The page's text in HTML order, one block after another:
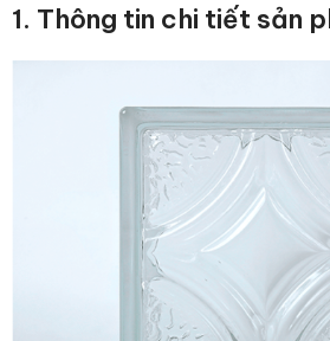
1. Thông tin chi tiết sản